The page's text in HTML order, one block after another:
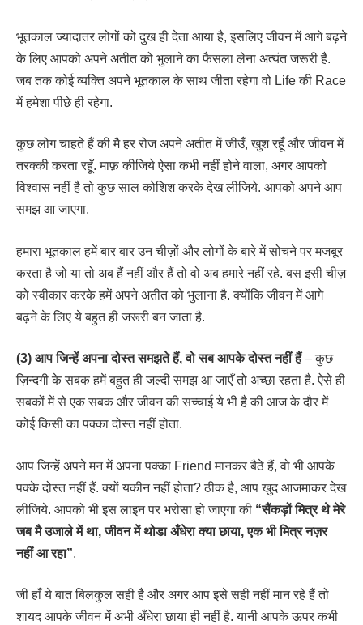
भूतकाल ज्यादातर लोगों को दुख ही देता आया है, इसलिए जीवन में आगे बढ़ने
के लिए आपको अपने अतीत को भुलाने का फैसला लेना अत्यंत जरूरी है.
जब तक कोई व्यक्ति अपने भूतकाल के साथ जीता रहेगा वो Life की Race
में हमेशा पीछे ही रहेगा.
कुछ लोग चाहते हैं की मै हर रोज अपने अतीत में जीउँ, खुश रहूँ और जीवन में
तरक्की करता रहूँ. माफ़ कीजिये ऐसा कभी नहीं होने वाला, अगर आपको
विश्वास नहीं है तो कुछ साल कोशिश करके देख लीजिये. आपको अपने आप
समझ आ जाएगा.
हमारा भूतकाल हमें बार बार उन चीज़ों और लोगों के बारे में सोचने पर मजबूर
करता है जो या तो अब हैं नहीं और हैं तो वो अब हमारे नहीं रहे. बस इसी चीज़
को स्वीकार करके हमें अपने अतीत को भुलाना है. क्योंकि जीवन में आगे
बढ़ने के लिए ये बहुत ही जरूरी बन जाता है.
(3) आप जिन्हें अपना दोस्त समझते हैं, वो सब आपके दोस्त नहीं हैं– कुछ
ज़िन्दगी के सबक हमें बहुत ही जल्दी समझ आ जाएँ तो अच्छा रहता है. ऐसे ही
सबकों में से एक सबक और जीवन की सच्चाई ये भी है की आज के दौर में
कोई किसी का पक्का दोस्त नहीं होता.
आप जिन्हें अपने मन में अपना पक्का Friend मानकर बैठे हैं, वो भी आपके
पक्के दोस्त नहीं हैं. क्यों यकीन नहीं होता? ठीक है, आप खुद आजमाकर देख
लीजिये. आपको भी इस लाइन पर भरोसा हो जाएगा की “सैंकड़ों मित्र थे मेरे
जब मै उजाले में था, जीवन में थोडा अँधेरा क्या छाया, एक भी मित्र नज़र
नहीं आ रहा”.
जी हाँ ये बात बिलकुल सही है और अगर आप इसे सही नहीं मान रहे हैं तो
शायद आपके जीवन में अभी अँधेरा छाया ही नहीं है. यानी आपके ऊपर कभी